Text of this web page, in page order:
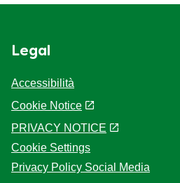
Legal
Accessibilità
Cookie Notice
PRIVACY NOTICE
Cookie Settings
Privacy Policy Social Media